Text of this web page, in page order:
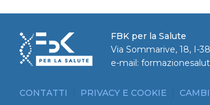
FBK per la Salute
Via Sommarive, 18, I-
e-mail:
CONTATTI PRIVACY E COOKIE